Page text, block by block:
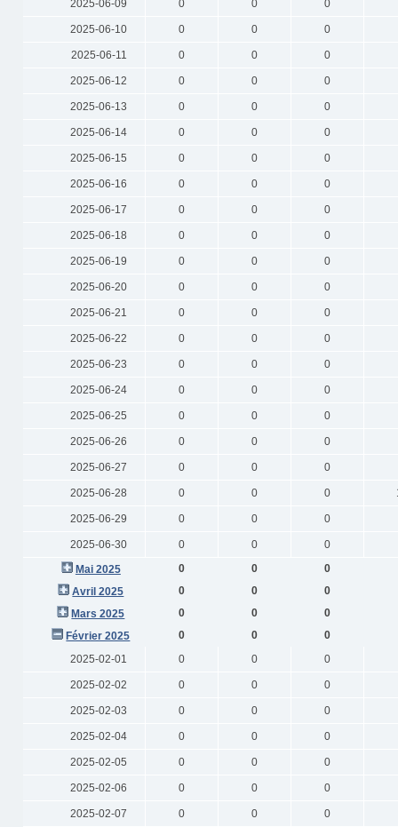
2025-06-09 0 0 0
2025-06-10 0 0 0
2025-06-11 0 0 0
2025-06-12 0 0 0
2025-06-13 0 0 0
2025-06-14 0 0 0
2025-06-15 0 0 0
2025-06-16 0 0 0
2025-06-17 0 0 0
2025-06-18 0 0 0
2025-06-19 0 0 0
2025-06-20 0 0 0
2025-06-21 0 0 0
2025-06-22 0 0 0
2025-06-23 0 0 0
2025-06-24 0 0 0
2025-06-25 0 0 0
2025-06-26 0 0 0
2025-06-27 0 0 0
2025-06-28 0 0 0
2025-06-29 0 0 0
2025-06-30 0 0
0
Mai 2025
0 0
0
Avril 2025
0 0
0
Mars 2025
0 0
0
Février 2025
0 0
0
2025-02-01
0 0 0
2025-02-02 0 0 0
2025-02-03 0 0 0
2025-02-04 0 0 0
2025-02-05 0 0 0
2025-02-06 0 0 0
2025-02-07 0 0 0